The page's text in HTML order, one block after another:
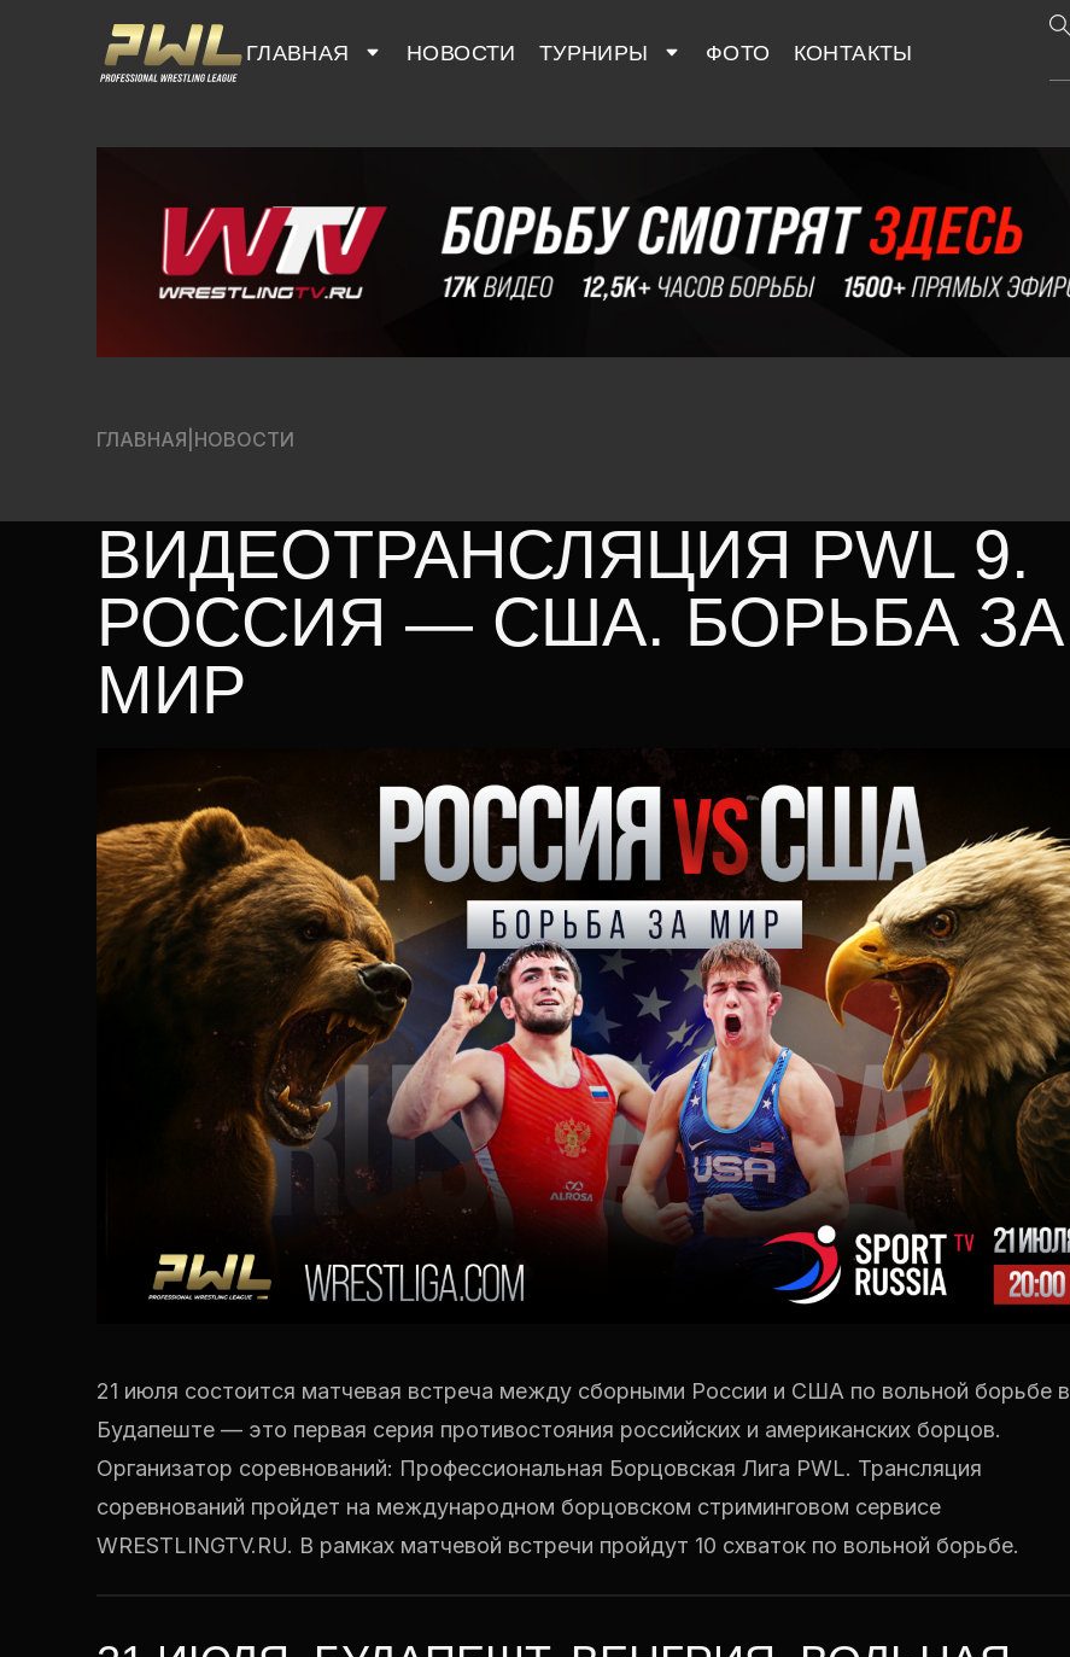
ГЛАВНАЯ НОВОСТИ ТУРНИРЫ ФОТО КОНТАКТЫ
ГЛАВНАЯ НОВОСТИ
ВИДЕОТРАНСЛЯЦИЯ PWL 9.
РОССИЯ — США. БОРЬБА ЗА
МИР
21 июля состоится матчевая встреча между сборными России и США по вольной борьбе в
Будапеште — это первая серия противостояния российских и американских борцов.
Организатор соревнований: Профессиональная Борцовская Лига PWL. Трансляция
соревнований пройдет на международном борцовском стриминговом сервисе
WRESTLINGTV.RU. В рамках матчевой встречи пройдут 10 схваток по вольной борьбе.